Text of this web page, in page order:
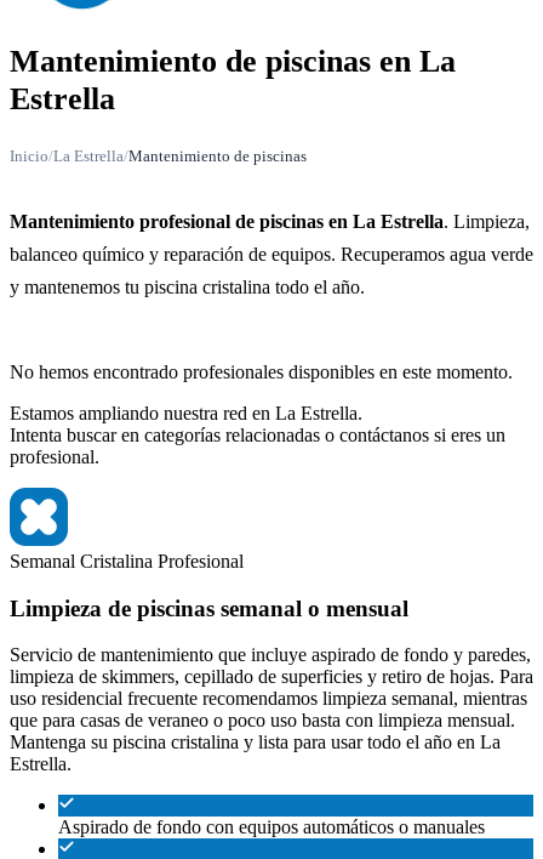
Mantenimiento de piscinas en La
Estrella
Inicio/La Estrella/Mantenimiento de piscinas
Mantenimiento profesional de piscinas en La Estrella. Limpieza,
balanceo químico y reparación de equipos. Recuperamos agua verde
y mantenemos tu piscina cristalina todo el año.
No hemos encontrado profesionales disponibles en este momento.
Estamos ampliando nuestra red en La Estrella.
Intenta buscar en categorías relacionadas o contáctanos si eres un
profesional.
Semanal Cristalina Profesional
Limpieza de piscinas semanal o mensual
Servicio de mantenimiento que incluye aspirado de fondo y paredes,
limpieza de skimmers, cepillado de superficies y retiro de hojas. Para
uso residencial frecuente recomendamos limpieza semanal, mientras
que para casas de veraneo o poco uso basta con limpieza mensual.
Mantenga su piscina cristalina y lista para usar todo el año en La
Estrella.
Aspirado de fondo con equipos automáticos o manuales